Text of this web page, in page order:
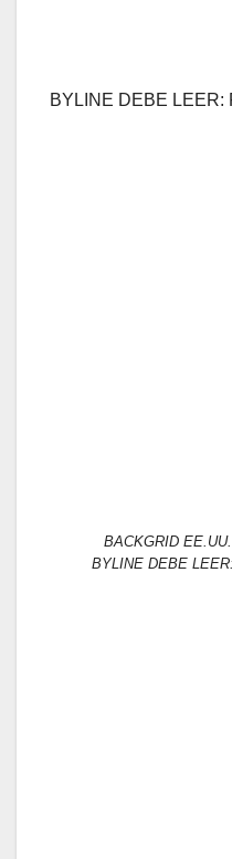
BYLINE DEBE LEER:
BACKGRID
BYLINE DEBE